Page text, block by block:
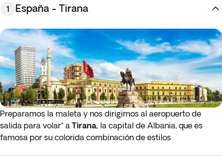
1 España - Tirana
Preparamos la maleta y nos dirigimos al aeropuerto de
salida para volar* a Tirana, la capital de Albania, que es
famosa por su colorida combinación de estilos